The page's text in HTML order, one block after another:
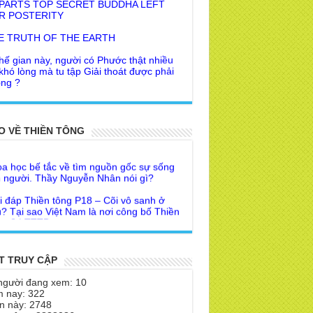
TRUTH OF THE EARTH
gian này, người có Phước thật nhiều
?
của Trưởng Ban dành cho người
ra làm sao?
Đức
Lai dạy về Lời kỉnh nguyện trước khi ăn
lập văn tự, Giáo ngoại biệt truyền
Thiền tông phải bỏ hết sao?
VỀ THIỀN TÔNG
để đức cho con?
đáp Thiền tông P18 – Cõi vô sanh ở
? | TTTD
dân Cuba | TTTD
Thiền Tông Tân Diệu được Đài truyền
Việt Nam VTV9 phỏng vấn trực tiếp
Thiền Tông Tân Diệu - Phóng sự
duyên giữa mùa lũ" | TTTD
TRUY CẬP
đang xem: 10
nay: 322
này: 2748